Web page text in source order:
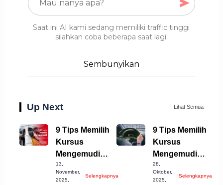
Saat ini AI kami sedang memiliki traffic tinggi
silahkan coba beberapa saat lagi.
Sembunyikan
Up Next Lihat Semua
9 Tips Memilih
Kursus
Mengemudi
Mobil Terbaik di
Cianjur
13,
November,
2025,
Selengkapnya
9 Tips Memilih
Kursus
Mengemudi
Mobil Terbaik di
Cilegon
28,
Oktober,
2025,
Selengkapnya